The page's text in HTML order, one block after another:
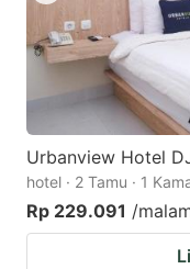
Urbanview Hotel
hotel · 2 Tamu · 1
Rp 229.091 /